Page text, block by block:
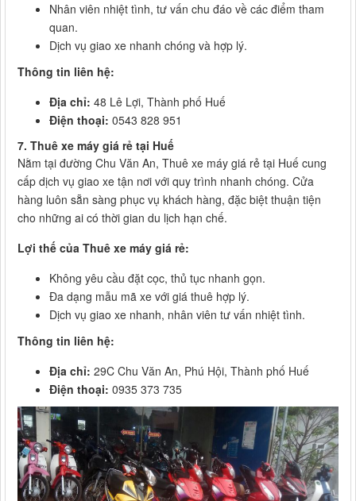
Nhân viên nhiệt tình, tư vấn chu đáo về các điểm tham
quan.
Dịch vụ giao xe nhanh chóng và hợp lý.
Thông tin liên hệ:
Địa chỉ: 48 Lê Lợi, Thành phố Huế
Điện thoại: 0543 828 951
7. Thuê xe máy giá rẻ tại Huế
Nằm tại đường Chu Văn An, Thuê xe máy giá rẻ tại Huế cung
cấp dịch vụ giao xe tận nơi với quy trình nhanh chóng. Cửa
hàng luôn sẵn sàng phục vụ khách hàng, đặc biệt thuận tiện
cho những ai có thời gian du lịch hạn chế.
Lợi thế của Thuê xe máy giá rẻ:
Không yêu cầu đặt cọc, thủ tục nhanh gọn.
Đa dạng mẫu mã xe với giá thuê hợp lý.
Dịch vụ giao xe nhanh, nhân viên tư vấn nhiệt tình.
Thông tin liên hệ:
Địa chỉ: 29C Chu Văn An, Phú Hội, Thành phố Huế
Điện thoại: 0935 373 735